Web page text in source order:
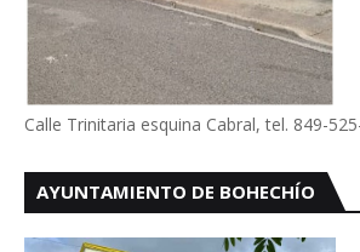
Calle Trinitaria esquina Cabral, tel. 849-
AYUNTAMIENTO DE BOHECHÍO